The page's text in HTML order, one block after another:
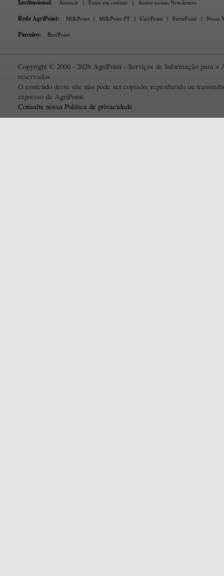
Institucional: Anuncie | Entre em contato | Assine nossas Newsletters
Rede AgriPoint: MilkPoint | MilkPoint PT | CaféPoint | FarmPoint | Nossa
Parceiro: BeefPoint
Copyright © 2000 - 2026 AgriPoint - Serviços de Informação para o
reservados
O conteúdo deste site não pode ser copiado, reproduzido ou
expresso da AgriPoint.
Consulte nossa Política de privacidade